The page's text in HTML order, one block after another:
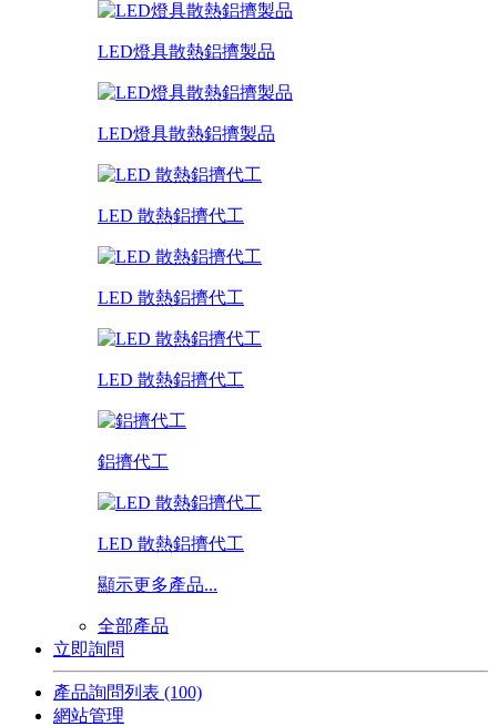
LED燈具散熱鋁擠製品
LED燈具散熱鋁擠製品
LED 散熱鋁擠代工
LED 散熱鋁擠代工
LED 散熱鋁擠代工
鋁擠代工
LED 散熱鋁擠代工
顯示更多產品...
全部產品
立即詢問
產品詢問列表 (100)
網站管理